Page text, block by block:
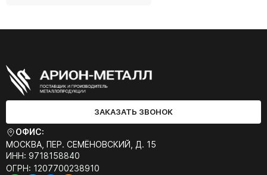
ЗАКАЗАТЬ ЗВОНОК
ОФИС:
МОСКВА, ПЕР. СЕМЁНОВСКИЙ, Д. 15
ИНН: 9718158840
ОГРН: 1207700238910